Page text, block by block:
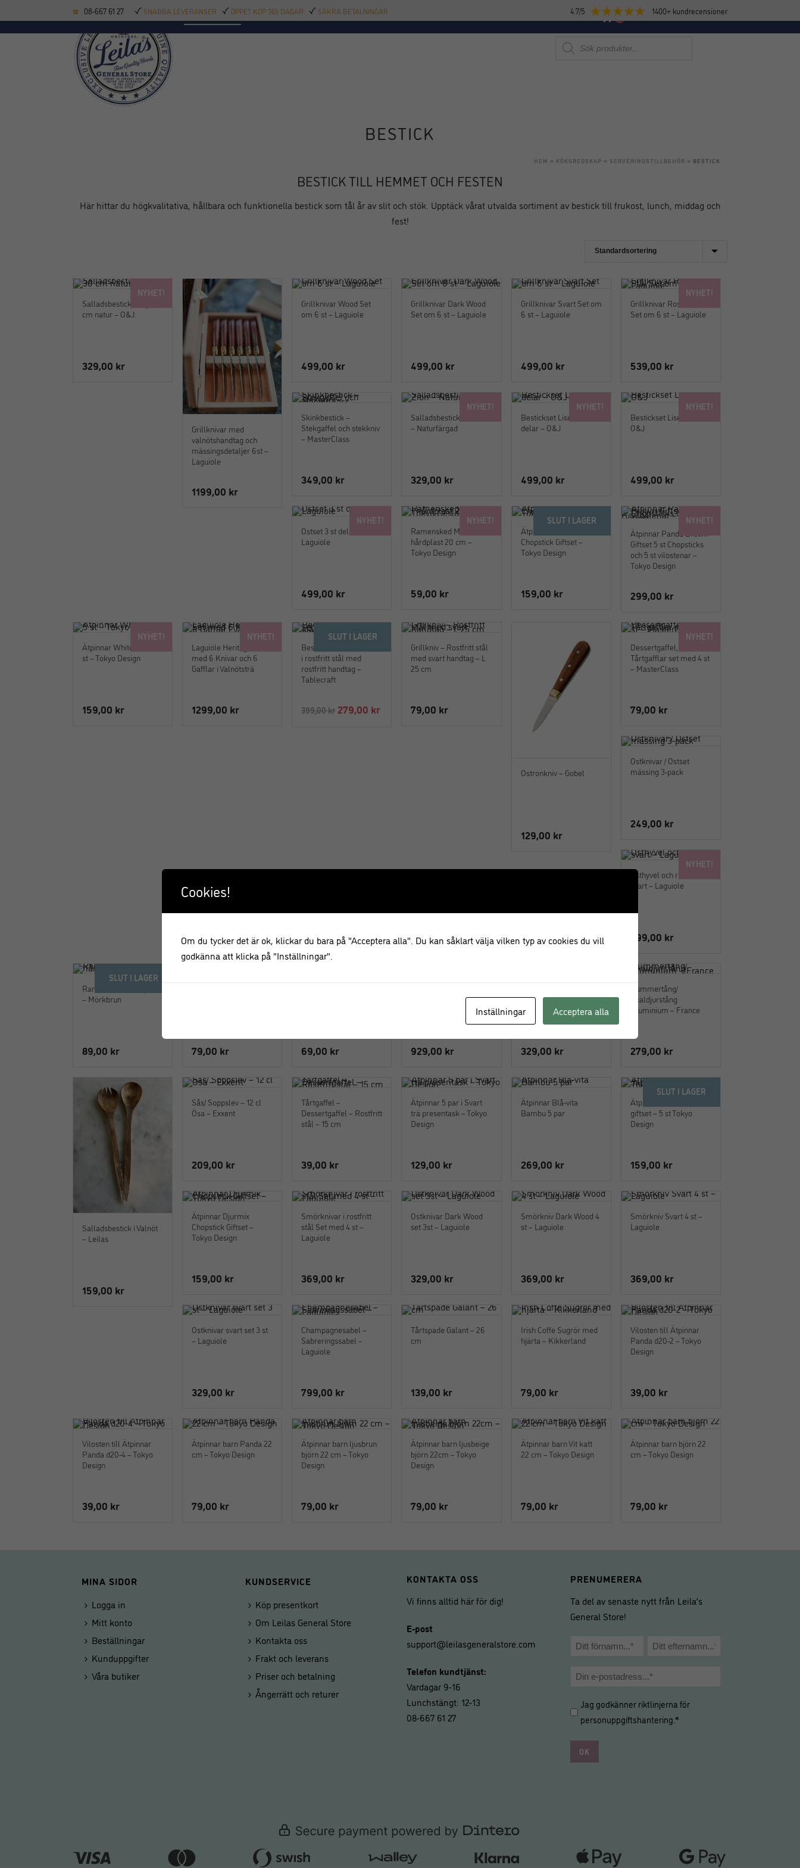
08-667 61 27 SNABBA LEVERANSER ÖPPET KÖP 365 DAGAR SÄKRA BETALNINGAR 4.7/5 1400+ kundrecensioner
KÖKSREDSKAP BAKTILLBEHÖR BAR DELIKATESSER NYHETER 0
Produktsökning
BESTICK
HEM » KÖKSREDSKAP » SERVERINGSTILLBEHÖR » BESTICK
BESTICK TILL HEMMET OCH FESTEN
Här hittar du högkvalitativa, hållbara och funktionella bestick som tål år av slit och stök. Upptäck vårat utvalda sortiment av bestick till frukost, lunch, middag och
fest!
NYHET!
Salladsbestick Zoey 30
cm natur – O&J
329,00 kr
Grillknivar med
valnötshandtag och
mässingsdetaljer 6st –
Laguiole
1199,00 kr
Grillknivar Wood Set
om 6 st – Laguiole
499,00 kr
Grillknivar Dark Wood
Set om 6 st – Laguiole
499,00 kr
Grillknivar Svart Set om
6 st – Laguiole
499,00 kr
NYHET!
Grillknivar Rostfritt Stål
Set om 6 st – Laguiole
539,00 kr
Skinkbestick –
Stekgaffel och stekkniv
– MasterClass
349,00 kr
NYHET!
Salladsbestick i trä Zion
– Naturfärgad
329,00 kr
NYHET!
Bestickset Lise Vit 24
delar – O&J
499,00 kr
NYHET!
Bestickset Lise Svart –
O&J
499,00 kr
NYHET!
Ostset 3 st delar –
Laguiole
499,00 kr
NYHET!
Ramensked Mörkbrun i
hårdplast 20 cm –
Tokyo Design
59,00 kr
SLUT I LAGER
Ätpinnar Blue Flower
Chopstick Giftset –
Tokyo Design
159,00 kr
NYHET!
Ätpinnar Panda Brown
Giftset 5 st Chopsticks
och 5 st vilostenar –
Tokyo Design
299,00 kr
NYHET!
Ätpinnar White Giftset 5
st – Tokyo Design
159,00 kr
NYHET!
Laguiole Heritage – Set
med 6 Knivar och 6
Gafflar i Valnötsträ
1299,00 kr
SLUT I LAGER
Bestick och servettlåda
i rostfritt stål med
rostfritt handtag –
Tablecraft
399,00kr Det
279,00 krDet
Grillkniv – Rostfritt stål
med svart handtag – L
25 cm
79,00 kr
Ostronkniv – Gobel
129,00 kr
NYHET!
Dessertgaffel,
Tårtgafflar set med 4 st
– MasterClass
79,00 kr
Ostknivar / Ostset
mässing 3-pack
249,00 kr
NYHET!
Osthyvel och rivare
svart – Laguiole
399,00 kr
SLUT I LAGER
Ramensked i hårdplast
– Mörkbrun
89,00 kr 79,00 kr 69,00 kr
stål 6 delar – Laguiole
929,00 kr
– Laguiole set 3 st
329,00 kr
Hummertång/
Skaldjurstång
Aluminium – France
279,00 kr
Salladsbestick i Valnöt
– Leilas
159,00 kr
Sås/ Soppslev – 12 cl
Ösa – Exxent
209,00 kr
Tårtgaffel –
Dessertgaffel – Rostfritt
stål – 15 cm
39,00 kr
Ätpinnar 5 par i Svart
trä presentask – Tokyo
Design
129,00 kr
Ätpinnar Blå-vita
Bambu 5 par
269,00 kr
SLUT I LAGER
Ätpinnar Flora Japonica
giftset – 5 st Tokyo
Design
159,00 kr
Ätpinnar Djurmix
Chopstick Giftset –
Tokyo Design
159,00 kr
Smörknivar i rostfritt
stål Set med 4 st –
Laguiole
369,00 kr
Ostknivar Dark Wood
set 3st – Laguiole
329,00 kr
Smörkniv Dark Wood 4
st – Laguiole
369,00 kr
Smörkniv Svart 4 st –
Laguiole
369,00 kr
Ostknivar svart set 3 st
– Laguiole
329,00 kr
Champagnesabel –
Sabreringssabel –
Laguiole
799,00 kr
Tårtspade Galant – 26
cm
139,00 kr
Irish Coffe Sugrör med
hjärta – Kikkerland
79,00 kr
Vilosten till Ätpinnar
Panda d20-2 – Tokyo
Design
39,00 kr
Vilosten till Ätpinnar
Panda d20-4 – Tokyo
Design
39,00 kr
Ätpinnar barn Panda 22
cm – Tokyo Design
79,00 kr
Ätpinnar barn ljusbrun
björn 22 cm – Tokyo
Design
79,00 kr
Ätpinnar barn ljusbeige
björn 22cm – Tokyo
Design
79,00 kr
Ätpinnar barn Vit katt
22 cm – Tokyo Design
79,00 kr
Ätpinnar barn björn 22
cm – Tokyo Design
79,00 kr
MINA SIDOR
Logga in
Mitt konto
Beställningar
Kunduppgifter
Våra butiker
KUNDSERVICE
Köp presentkort
Om Leilas General Store
Kontakta oss
Frakt och leverans
Priser och betalning
Ångerrätt och returer
KONTAKTA OSS
Vi finns alltid här för dig!
E-post
support@leilasgeneralstore.com
Telefon kundtjänst:
Vardagar 9-16
Lunchstängt: 12-13
08-667 61 27
PRENUMERERA
Ta del av senaste nytt från Leila’s
General Store!
Namn
E-
Hantering
av
*
Jag godkänner riktlinjerna för
personuppgiftshantering .*
Cookies!
Om du tycker det är ok, klickar du bara på "Acceptera alla". Du kan såklart välja vilken typ av cookies du vill
godkänna att klicka på "Inställningar".
Inställningar Acceptera alla